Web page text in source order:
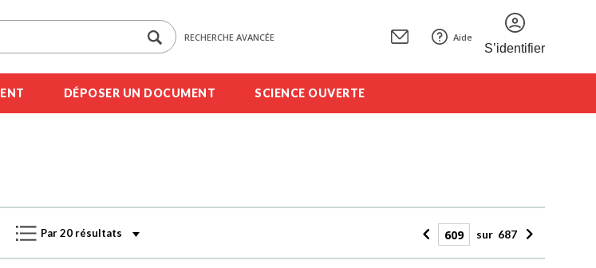
RECHERCHE AVANCÉE Aide
S’identifier
DÉPOSER UN DOCUMENT SCIENCE OUVERTE
sur 687